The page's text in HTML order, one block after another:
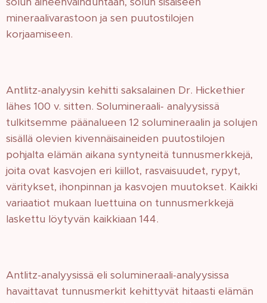
mineraalivarastoon ja sen puutostilojen
korjaamiseen.
Antlitz-analyysin kehitti saksalainen Dr. Hickethier
lähes 100 v. sitten. Solumineraali- analyysissä
tulkitsemme päänalueen 12 solumineraalin ja solujen
sisällä olevien kivennäisaineiden puutostilojen
pohjalta elämän aikana syntyneitä tunnusmerkkejä,
joita ovat kasvojen eri kiillot, rasvaisuudet, rypyt,
väritykset, ihonpinnan ja kasvojen muutokset. Kaikki
variaatiot mukaan luettuina on tunnusmerkkejä
laskettu löytyvän kaikkiaan 144.
Antlitz-analyysissä eli solumineraali-analyysissa
havaittavat tunnusmerkit kehittyvät hitaasti elämän